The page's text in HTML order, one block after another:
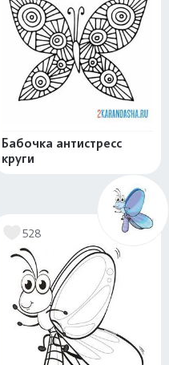
Бабочка антистресс
круги
528